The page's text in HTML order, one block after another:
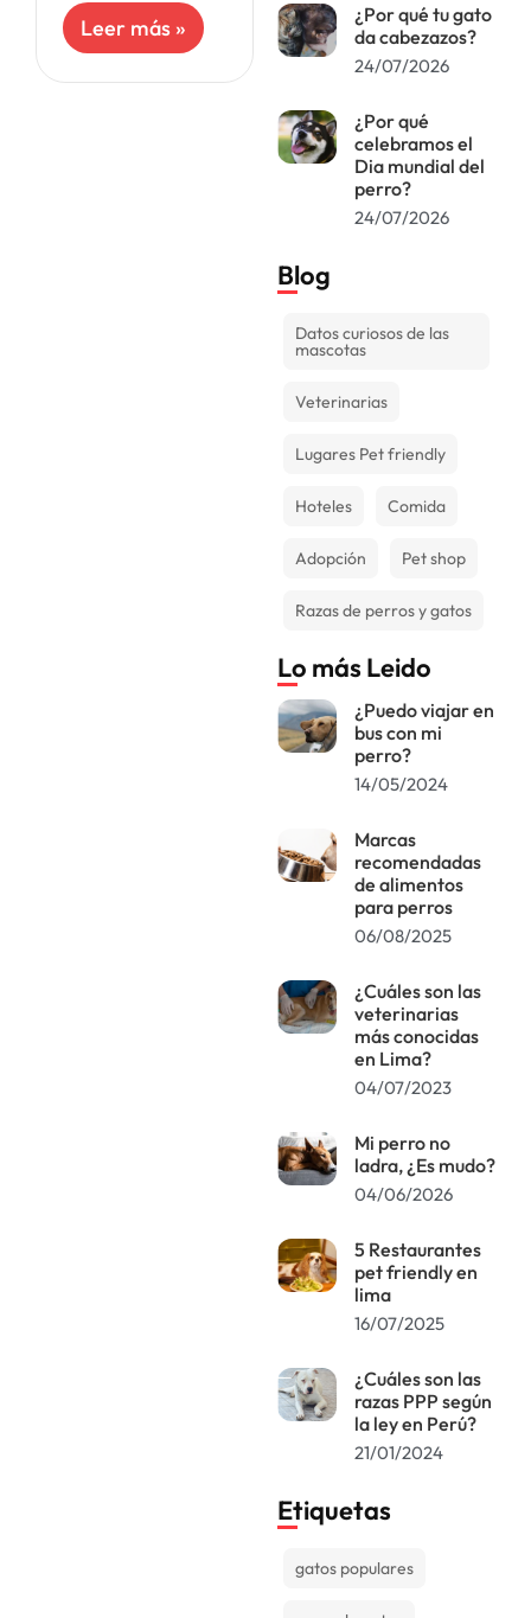
series, y sí,
sabemos que a
encanta nuestra
Leer más »
¿Por qué tu gato
da cabezazos?
24/07/2026
¿Por qué
celebramos el
Dia mundial del
perro?
24/07/2026
Blog
Datos curiosos de las
mascotas
Veterinarias
Lugares Pet friendly
Hoteles Comida
Adopción Pet shop
Razas de perros y gatos
Lo más Leido
¿Puedo viajar en
bus con mi
perro?
14/05/2024
Marcas
recomendadas
de alimentos
para perros
06/08/2025
¿Cuáles son las
veterinarias
más conocidas
en Lima?
04/07/2023
Mi perro no
ladra, ¿Es mudo?
04/06/2026
5 Restaurantes
pet friendly en
lima
16/07/2025
¿Cuáles son las
razas PPP según
la ley en Perú?
21/01/2024
Etiquetas
gatos populares